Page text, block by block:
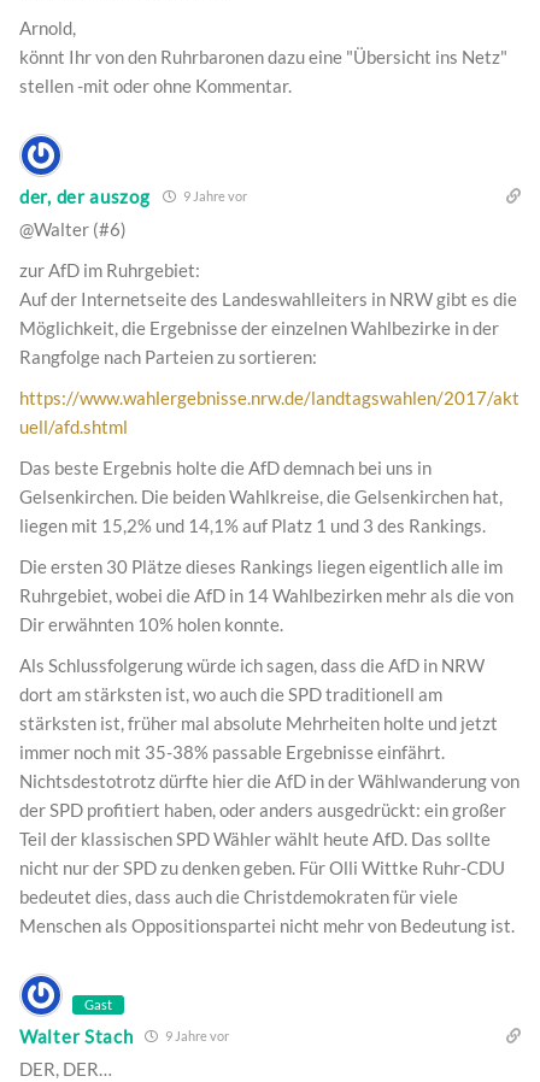
Arnold,
könnt Ihr von den Ruhrbaronen dazu eine "Übersicht ins Netz"
stellen -mit oder ohne Kommentar.
der, der auszog 9 Jahre vor
@Walter (#6)
zur AfD im Ruhrgebiet:
Auf der Internetseite des Landeswahlleiters in NRW gibt es die
Möglichkeit, die Ergebnisse der einzelnen Wahlbezirke in der
Rangfolge nach Parteien zu sortieren:
https://www.wahlergebnisse.nrw.de/landtagswahlen/2017/akt
uell/afd.shtml
Das beste Ergebnis holte die AfD demnach bei uns in
Gelsenkirchen. Die beiden Wahlkreise, die Gelsenkirchen hat,
liegen mit 15,2% und 14,1% auf Platz 1 und 3 des Rankings.
Die ersten 30 Plätze dieses Rankings liegen eigentlich alle im
Ruhrgebiet, wobei die AfD in 14 Wahlbezirken mehr als die von
Dir erwähnten 10% holen konnte.
Als Schlussfolgerung würde ich sagen, dass die AfD in NRW
dort am stärksten ist, wo auch die SPD traditionell am
stärksten ist, früher mal absolute Mehrheiten holte und jetzt
immer noch mit 35-38% passable Ergebnisse einfährt.
Nichtsdestotrotz dürfte hier die AfD in der Wählwanderung von
der SPD profitiert haben, oder anders ausgedrückt: ein großer
Teil der klassischen SPD Wähler wählt heute AfD. Das sollte
nicht nur der SPD zu denken geben. Für Olli Wittke Ruhr-CDU
bedeutet dies, dass auch die Christdemokraten für viele
Menschen als Oppositionspartei nicht mehr von Bedeutung ist.
Gast
Walter Stach 9 Jahre vor
DER, DER…